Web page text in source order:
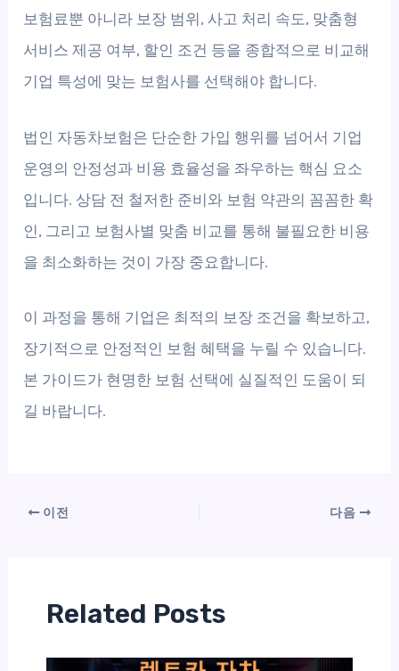
보험료뿐 아니라 보장 범위, 사고 처리 속도, 맞춤형
서비스 제공 여부, 할인 조건 등을 종합적으로 비교해
기업 특성에 맞는 보험사를 선택해야 합니다.
법인 자동차보험은 단순한 가입 행위를 넘어서 기업
운영의 안정성과 비용 효율성을 좌우하는 핵심 요소
입니다. 상담 전 철저한 준비와 보험 약관의 꼼꼼한 확
인, 그리고 보험사별 맞춤 비교를 통해 불필요한 비용
을 최소화하는 것이 가장 중요합니다.
이 과정을 통해 기업은 최적의 보장 조건을 확보하고,
장기적으로 안정적인 보험 혜택을 누릴 수 있습니다.
본 가이드가 현명한 보험 선택에 실질적인 도움이 되
길 바랍니다.
이전 다음
Related Posts